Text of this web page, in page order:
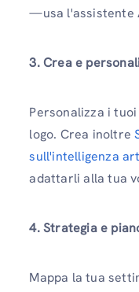
—usa l'assistente
3. Crea e
Personalizza i
logo. Crea inoltre
sull'intelligenza
adattarli alla tua
4. Strategia e
Mappa la tua